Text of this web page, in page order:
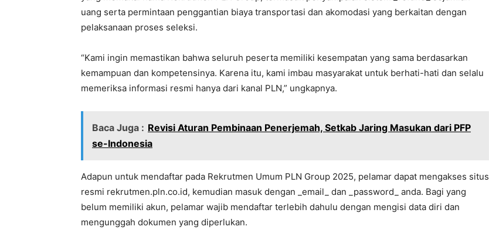
uang serta permintaan penggantian biaya transportasi dan akomodasi yang berkaitan dengan
pelaksanaan proses seleksi.
“Kami ingin memastikan bahwa seluruh peserta memiliki kesempatan yang sama berdasarkan
kemampuan dan kompetensinya. Karena itu, kami imbau masyarakat untuk berhati-hati dan selalu
memeriksa informasi resmi hanya dari kanal PLN,” ungkapnya.
Baca Juga : Revisi Aturan Pembinaan Penerjemah, Setkab Jaring Masukan dari PFP
se-Indonesia
Adapun untuk mendaftar pada Rekrutmen Umum PLN Group 2025, pelamar dapat mengakses situs
resmi rekrutmen.pln.co.id, kemudian masuk dengan _email_ dan _password_ anda. Bagi yang
belum memiliki akun, pelamar wajib mendaftar terlebih dahulu dengan mengisi data diri dan
mengunggah dokumen yang diperlukan.